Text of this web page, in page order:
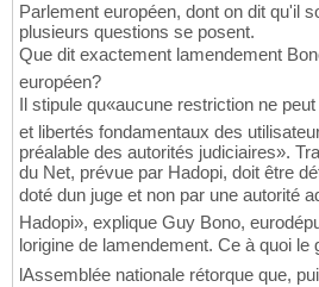
Parlement européen, dont on dit qu'il
plusieurs questions se posent.
Que dit exactement lamendement
européen?
Il stipule qu«aucune restriction ne
et libertés fondamentaux des
préalable des autorités judiciaires».
du Net, prévue par Hadopi, doit être
doté dun juge et non par une autorité
Hadopi», explique Guy Bono,
lorigine de lamendement. Ce à quoi
lAssemblée nationale rétorque que,